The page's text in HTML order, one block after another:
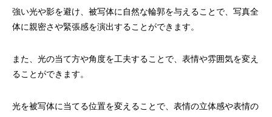
強い光や影を避け、被写体に自然な輪郭を与えることで、写真全
体に親密さや緊張感を演出することができます。
また、光の当て方や角度を工夫することで、表情や雰囲気を変え
ることができます。
光を被写体に当てる位置を変えることで、表情の立体感や表情の